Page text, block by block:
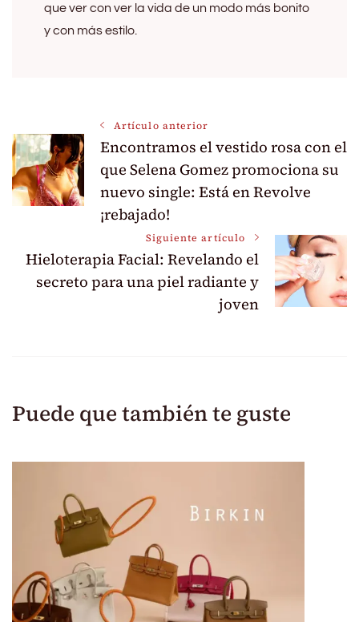
que ver con ver la vida de un modo más bonito
y con más estilo.
Navegación
de
entradas
Artículo anterior
Encontramos el vestido rosa con el
que Selena Gomez promociona su
nuevo single: Está en Revolve
¡rebajado!
Siguiente artículo
Hieloterapia Facial: Revelando el
secreto para una piel radiante y
joven
Puede que también te guste